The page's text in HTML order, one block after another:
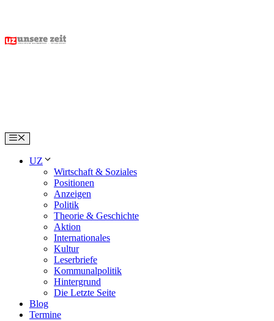
content
Menu
UZ
Wirtschaft & Soziales
Positionen
Anzeigen
Politik
Theorie & Geschichte
Aktion
Internationales
Kultur
Leserbriefe
Kommunalpolitik
Hintergrund
Die Letzte Seite
Blog
Termine